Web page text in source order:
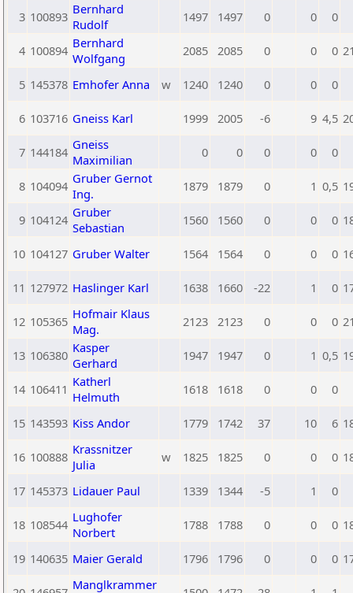
3 100893 Bernhard
Rudolf
1497 1497 0 0 0
4 100894 Bernhard
Wolfgang
2085 2085 0 0 0
5 145378 Emhofer Anna w 1240 1240 0 0 0
6 103716 Gneiss Karl 1999 2005 -6 9 4,5
7 144184 Gneiss
Maximilian
0 0 0 0 0
8 104094 Gruber Gernot
Ing.
1879 1879 0 1 0,5
9 104124 Gruber
Sebastian
1560 1560 0 0 0
10 104127 Gruber Walter 1564 1564 0 0 0
11 127972 Haslinger Karl 1638 1660 -22 1 0
12 105365 Hofmair Klaus
Mag.
2123 2123 0 0 0
13 106380 Kasper
Gerhard
1947 1947 0 1 0,5
14 106411 Katherl
Helmuth
1618 1618 0 0 0
15 143593 Kiss Andor 1779 1742 37 10 6
16 100888 Krassnitzer
Julia
w 1825 1825 0 0 0
17 145373 Lidauer Paul 1339 1344 -5 1 0
18 108544 Lughofer
Norbert
1788 1788 0 0 0
19 140635 Maier Gerald 1796 1796 0 0 0
Manglkrammer